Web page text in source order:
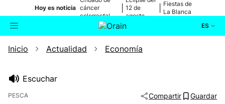
Hoy es noticia cáncer
colorrectal
12 de
agosto
Fiestas de
La Blanca
ES
Buscador Actualidad
Inicio Actualidad Economía
Escuchar
PESCA Compartir Guardar